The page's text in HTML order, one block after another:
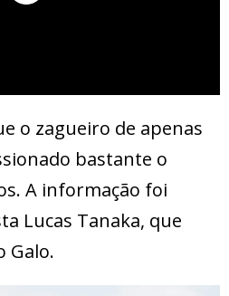
o zagueiro de apenas
bastante o
A informação foi
Lucas Tanaka, que
Galo.